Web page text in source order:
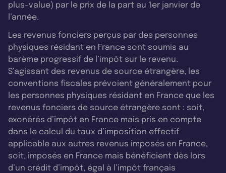
plus-value) par le prix de la part au 1er janvier de
l’année.
Les revenus fonciers perçus par des personnes
physiques résidant en France sont soumis au
barème progressif de l’impôt sur le revenu.
S’agissant des revenus de source étrangère, les
conventions fiscales prévoient généralement pour
les personnes physiques résidant en France que les
revenus fonciers de source étrangère sont : soit,
exonérés d’impôt en France mais pris en compte
dans le calcul du taux d’imposition effectif
applicable aux autres revenus imposés en France,
soit, imposés en France mais bénéficient dès lors
d’un crédit d’impôt, égal à l’impôt français